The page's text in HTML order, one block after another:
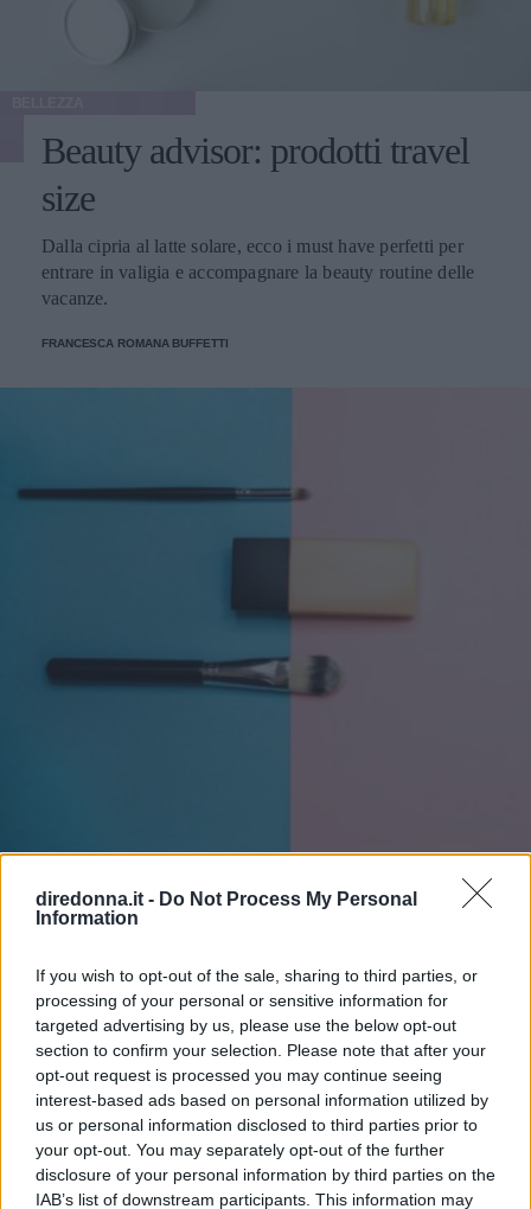
diredonna.it - Do Not Process My Personal
Information
If you wish to opt-out of the sale, sharing to third parties, or
processing of your personal or sensitive information for
targeted advertising by us, please use the below opt-out
section to confirm your selection. Please note that after your
opt-out request is processed you may continue seeing
interest-based ads based on personal information utilized by
us or personal information disclosed to third parties prior to
your opt-out. You may separately opt-out of the further
disclosure of your personal information by third parties on the
IAB’s list of downstream participants. This information may
Beauty advisor: prodotti travel
size
Dalla cipria al latte solare, ecco i must have perfetti per
entrare in valigia e accompagnare la beauty routine delle
vacanze.
FRANCESCA ROMANA BUFFETTI
BELLEZZA
Beauty tip: come creare una
base perfetta con la BB cream
I consigli di Andrea Aureli, il make-up artist di fiducia di
DireDonna, per usare nel modo migliore i balsami per le
imperfezioni.
FRANCESCA ROMANA BUFFETTI